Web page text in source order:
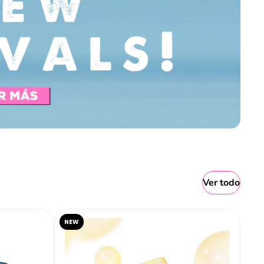
Ver todo
NEW